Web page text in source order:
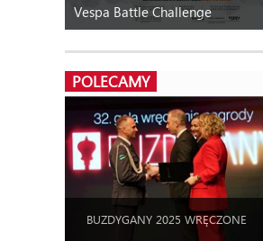
Vespa Battle Challenge
POLECAMY
BUZDYGANY 2025 WRĘCZONE